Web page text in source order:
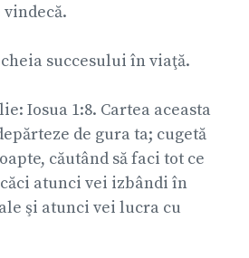
succesului în viaţă.
Iosua 1:8. Cartea aceasta
de gura ta; cugetă
căutând să faci tot ce
atunci vei izbândi în
şi atunci vei lucra cu